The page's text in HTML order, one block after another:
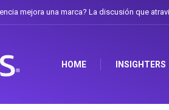
mejora una marca? La discusión que
HOME INSIGHTERS